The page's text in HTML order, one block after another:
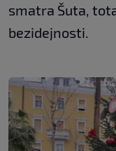
smatra Šuta,
bezidejnosti.